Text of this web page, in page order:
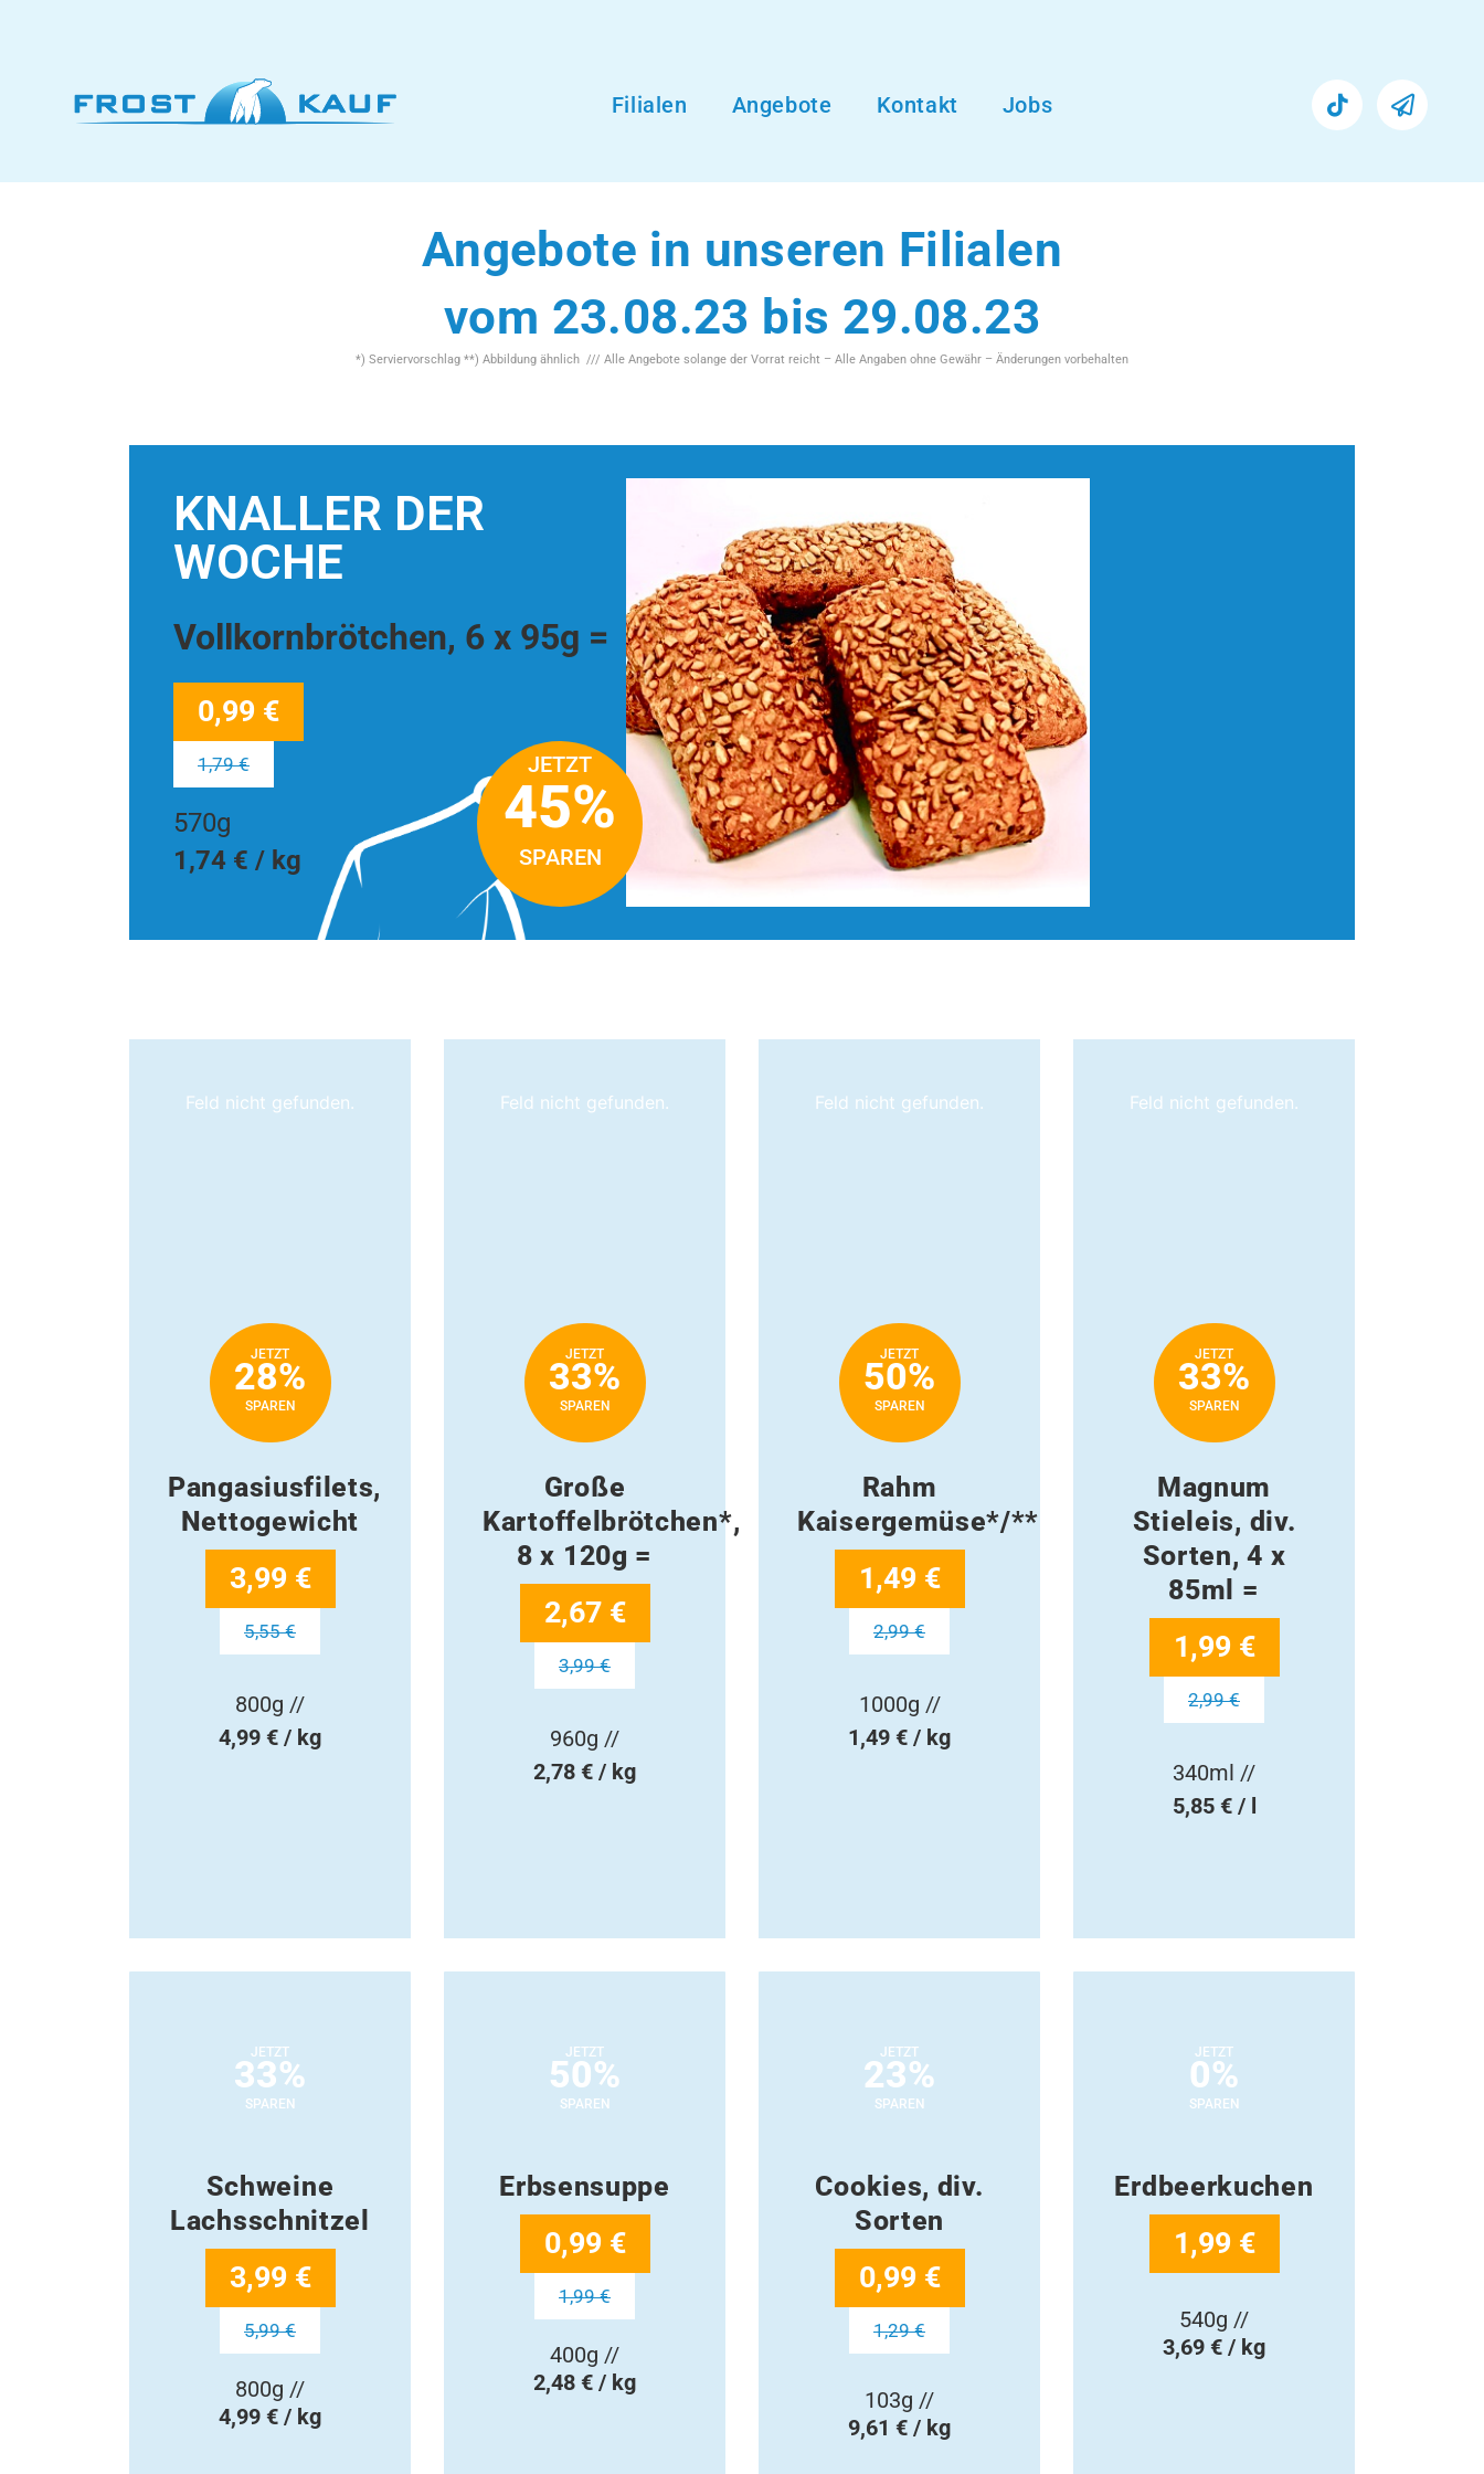
Filialen Angebote Kontakt Jobs
Angebote in unseren Filialen
vom 23.08.23 bis 29.08.23
*) Serviervorschlag **) Abbildung ähnlich /// Alle Angebote solange der Vorrat reicht – Alle Angaben ohne Gewähr – Änderungen vorbehalten
KNALLER DER
WOCHE
Vollkornbrötchen, 6 x 95g =
0,99 €
1,79 €
570g
1,74 € / kg
JETZT
45%
SPAREN
Feld nicht gefunden.
JETZT
28%
SPAREN
Pangasiusfilets,
Nettogewicht
3,99 €
5,55 €
800g //
4,99 € / kg
Feld nicht gefunden.
JETZT
33%
SPAREN
Große
Kartoffelbrötchen*,
8 x 120g =
2,67 €
3,99 €
960g //
2,78 € / kg
Feld nicht gefunden.
JETZT
50%
SPAREN
Rahm
Kaisergemüse*/**
1,49 €
2,99 €
1000g //
1,49 € / kg
Feld nicht gefunden.
JETZT
33%
SPAREN
Magnum
Stieleis, div.
Sorten, 4 x
85ml =
1,99 €
2,99 €
340ml //
5,85 € / l
JETZT
33%
SPAREN
Schweine
Lachsschnitzel
3,99 €
5,99 €
800g //
4,99 € / kg
JETZT
50%
SPAREN
Erbsensuppe
0,99 €
1,99 €
400g //
2,48 € / kg
JETZT
23%
SPAREN
Cookies, div.
Sorten
0,99 €
1,29 €
103g //
9,61 € / kg
JETZT
0%
SPAREN
Erdbeerkuchen
1,99 €
540g //
3,69 € / kg